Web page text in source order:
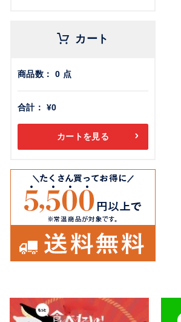
カート
商品数：0 点
合計： ¥0
カートを見る